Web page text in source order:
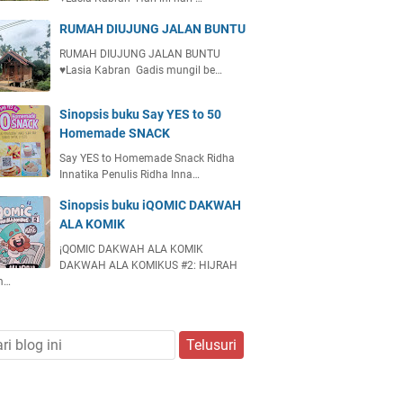
RUMAH DIUJUNG JALAN BUNTU
RUMAH DIUJUNG JALAN BUNTU
♥️Lasia Kabran Gadis mungil be…
Sinopsis buku Say YES to 50
Homemade SNACK
Say YES to Homemade Snack Ridha
Innatika Penulis Ridha Inna…
Sinopsis buku iQOMIC DAKWAH
ALA KOMIK
¡QOMIC DAKWAH ALA KOMIK
DAKWAH ALA KOMIKUS #2: HIJRAH